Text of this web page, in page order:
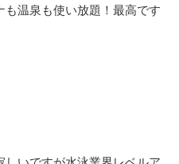
温泉も使い放題！最高です